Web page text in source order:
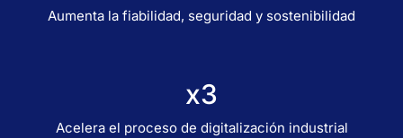
Aumenta la fiabilidad, seguridad y sostenibilidad
x3
Acelera el proceso de digitalización industrial